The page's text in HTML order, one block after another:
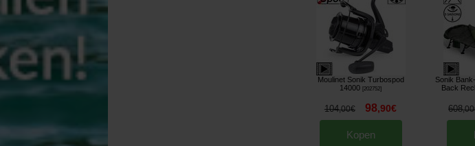
Moulinet Sonik Turbospod
14000 [202752]
104,00€ 98,90€
Kopen
Sonik
Back
608,00